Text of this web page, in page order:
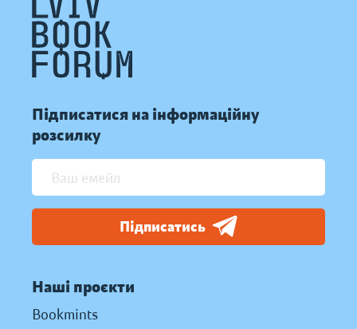
Підписатися на інформаційну
розсилку
Підписатись
Наші проєкти
Bookmints